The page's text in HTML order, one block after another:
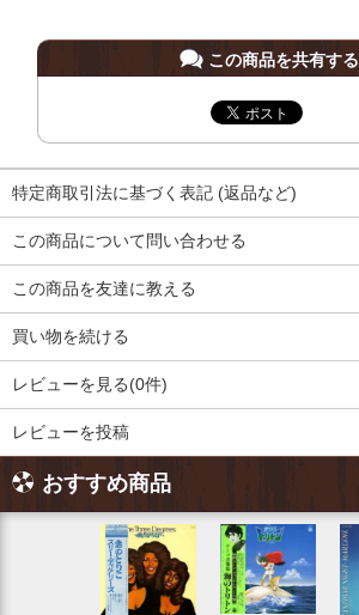
この商品を共有する
特定商取引法に基づく表記 (返品など)
この商品について問い合わせる
この商品を友達に教える
買い物を続ける
レビューを見る(0件)
レビューを投稿
おすすめ商品